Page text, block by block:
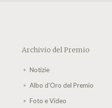
Archivio del Premio
Notizie
Albo d'Oro del Premio
Foto e Video